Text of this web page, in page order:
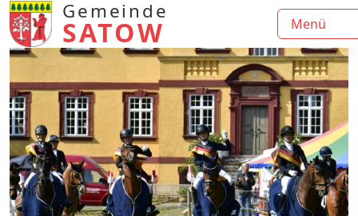
Gemeinde
SATOW Menü